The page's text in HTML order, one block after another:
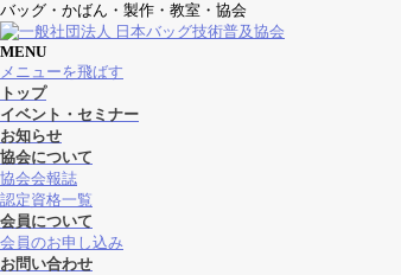
バッグ・かばん・製作・教室・協会
MENU
メニューを飛ばす
トップ
イベント・セミナー
お知らせ
協会について
協会会報誌
認定資格一覧
会員について
会員のお申し込み
お問い合わせ